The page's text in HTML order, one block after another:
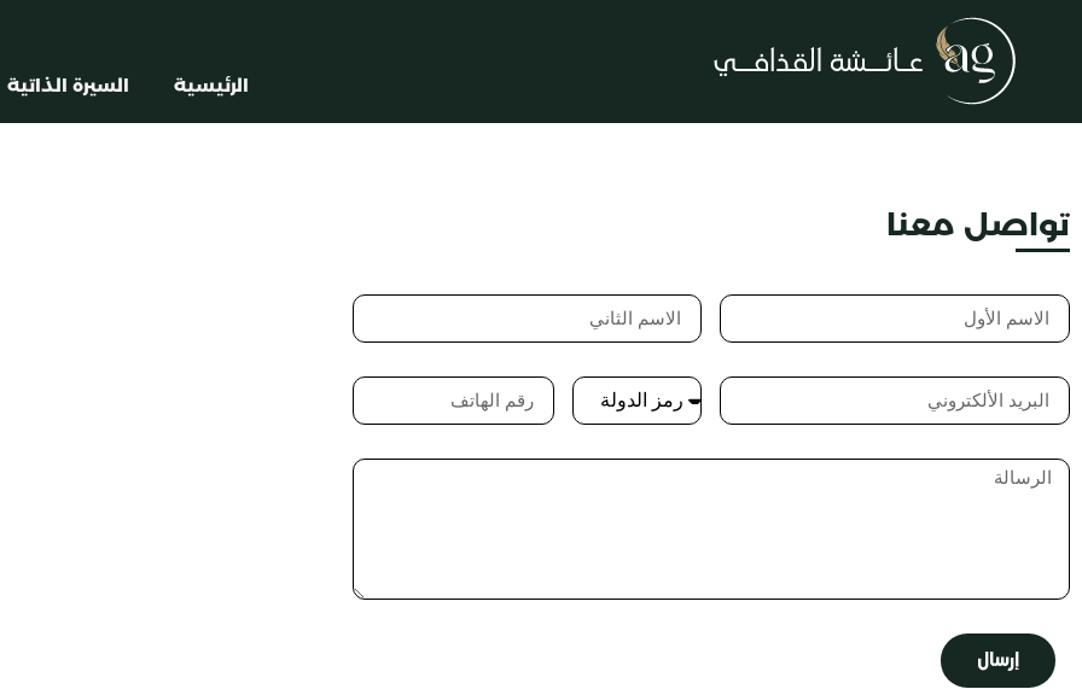
الرئيسية السيرة الذاتية
تواصل معنا
إرسال